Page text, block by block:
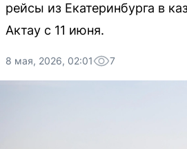
рейсы из Екатеринбурга в
Актау с 11 июня.
8 мая, 2026, 02:01 7